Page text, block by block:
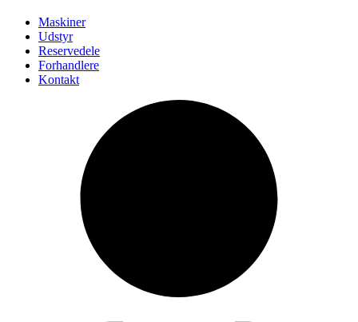
Maskiner
Udstyr
Reservedele
Forhandlere
Kontakt